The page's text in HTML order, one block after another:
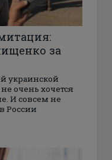
за
украинской
очень хочется
И совсем не
России